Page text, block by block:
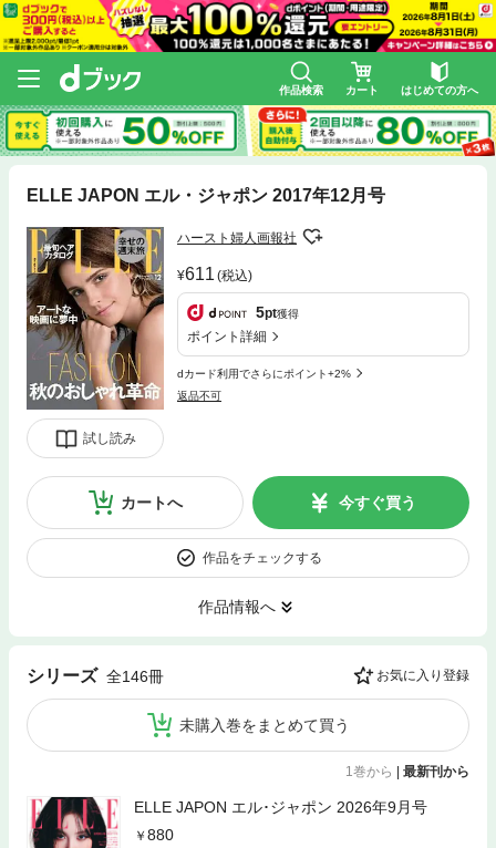
作品検索 カート はじめての方へ
ELLE JAPON エル・ジャポン 2017年12月号
試し読み
ハースト婦人画報社
611 (税込)
5pt獲得
ポイント詳細
dカード利用でさらにポイント+2%
返品不可
カートへ 今すぐ買う
作品をチェックする
作品情報へ
シリーズ 全146冊 お気に入り登録
未購入巻をまとめて買う
1巻から | 最新刊から
ELLE JAPON エル･ジャポン 2026年9月号
880